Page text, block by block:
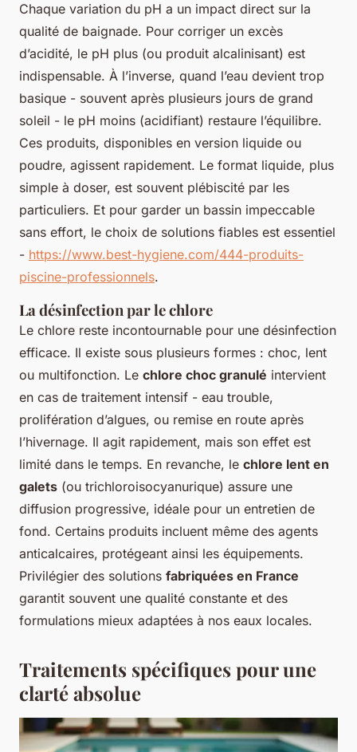
Chaque variation du pH a un impact direct sur la
qualité de baignade. Pour corriger un excès
d’acidité, le pH plus (ou produit alcalinisant) est
indispensable. À l’inverse, quand l’eau devient trop
basique - souvent après plusieurs jours de grand
soleil - le pH moins (acidifiant) restaure l’équilibre.
Ces produits, disponibles en version liquide ou
poudre, agissent rapidement. Le format liquide, plus
simple à doser, est souvent plébiscité par les
particuliers. Et pour garder un bassin impeccable
sans effort, le choix de solutions fiables est essentiel
- https://www.best-hygiene.com/444-produits-
piscine-professionnels.
La désinfection par le chlore
Le chlore reste incontournable pour une désinfection
efficace. Il existe sous plusieurs formes : choc, lent
ou multifonction. Le chlore choc granulé intervient
en cas de traitement intensif - eau trouble,
prolifération d’algues, ou remise en route après
l’hivernage. Il agit rapidement, mais son effet est
limité dans le temps. En revanche, le chlore lent en
galets (ou trichloroisocyanurique) assure une
diffusion progressive, idéale pour un entretien de
fond. Certains produits incluent même des agents
anticalcaires, protégeant ainsi les équipements.
Privilégier des solutions fabriquées en France
garantit souvent une qualité constante et des
formulations mieux adaptées à nos eaux locales.
Traitements spécifiques pour une
clarté absolue